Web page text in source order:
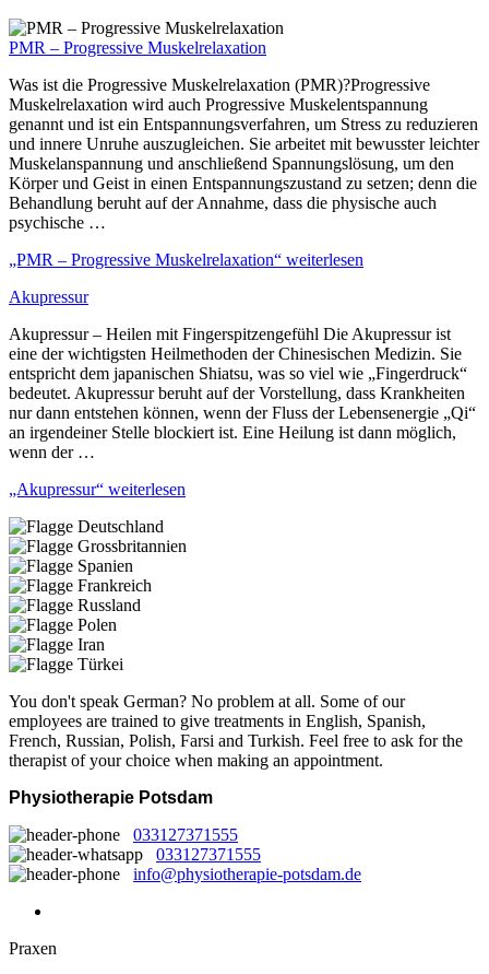
PMR – Progressive Muskelrelaxation
Was ist die Progressive Muskelrelaxation (PMR)?Progressive
Muskelrelaxation wird auch Progressive Muskelentspannung
genannt und ist ein Entspannungsverfahren, um Stress zu reduzieren
und innere Unruhe auszugleichen. Sie arbeitet mit bewusster leichter
Muskelanspannung und anschließend Spannungslösung, um den
Körper und Geist in einen Entspannungszustand zu setzen; denn die
Behandlung beruht auf der Annahme, dass die physische auch
psychische …
„PMR – Progressive Muskelrelaxation“ weiterlesen
Akupressur
Akupressur – Heilen mit Fingerspitzengefühl Die Akupressur ist
eine der wichtigsten Heilmethoden der Chinesischen Medizin. Sie
entspricht dem japanischen Shiatsu, was so viel wie „Fingerdruck“
bedeutet. Akupressur beruht auf der Vorstellung, dass Krankheiten
nur dann entstehen können, wenn der Fluss der Lebensenergie „Qi“
an irgendeiner Stelle blockiert ist. Eine Heilung ist dann möglich,
wenn der …
„Akupressur“ weiterlesen
You don't speak German? No problem at all. Some of our
employees are trained to give treatments in English, Spanish,
French, Russian, Polish, Farsi and Turkish. Feel free to ask for the
therapist of your choice when making an appointment.
Physiotherapie Potsdam
033127371555
033127371555
info@physiotherapie-potsdam.de
Praxen